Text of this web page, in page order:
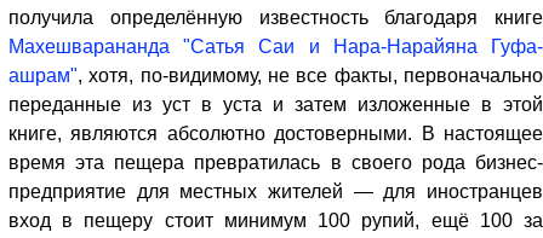
получила определённую известность благодаря книге
Махешварананда "Сатья Саи и Нара-Нарайяна Гуфа-
ашрам", хотя, по-видимому, не все факты, первоначально
переданные из уст в уста и затем изложенные в этой
книге, являются абсолютно достоверными. В настоящее
время эта пещера превратилась в своего рода бизнес-
предприятие для местных жителей — для иностранцев
вход в пещеру стоит минимум 100 рупий, ещё 100 за